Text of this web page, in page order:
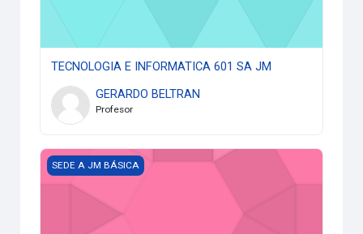
TECNOLOGIA E INFORMATICA 601 SA JM
GERARDO BELTRAN
Profesor
CTS 702
SEDE A JM BÁSICA